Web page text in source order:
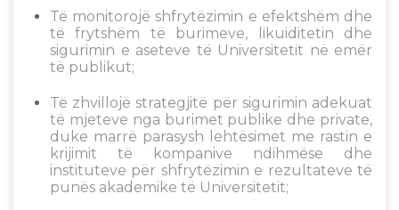
Të monitorojë shfrytëzimin e efektshëm dhe
të frytshëm të burimeve, likuiditetin dhe
sigurimin e aseteve të Universitetit në emër
të publikut;
Të zhvillojë strategjitë për sigurimin adekuat
të mjeteve nga burimet publike dhe private,
duke marrë parasysh lehtësimet me rastin e
krijimit të kompanive ndihmëse dhe
instituteve për shfrytëzimin e rezultateve të
punës akademike të Universitetit;